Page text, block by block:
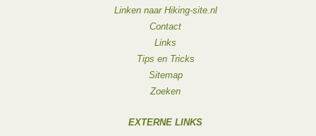
Linken naar Hiking-site.nl
Contact
Links
Tips en Tricks
Sitemap
Zoeken
EXTERNE LINKS